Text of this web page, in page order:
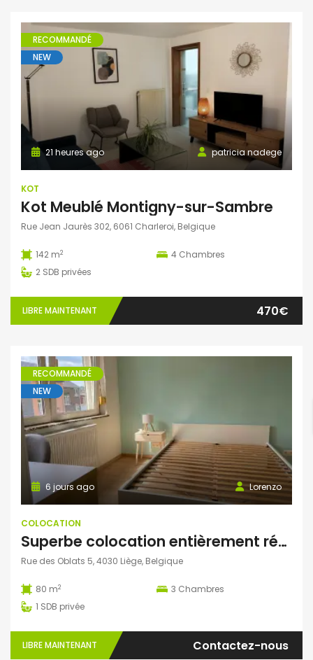
RECOMMANDÉ
NEW
patricia nadege
21 heures ago
KOT
Kot Meublé Montigny-sur-Sambre
Rue Jean Jaurès 302, 6061 Charleroi, Belgique
142 m2 4 Chambres
2 SDB privées
LIBRE MAINTENANT 470€
RECOMMANDÉ
NEW
Lorenzo
6 jours ago
COLOCATION
Superbe colocation entièrement rénovée à Grivegnée (Liège)
Rue des Oblats 5, 4030 Liège, Belgique
80 m2 3 Chambres
1 SDB privée
LIBRE MAINTENANT Contactez-nous